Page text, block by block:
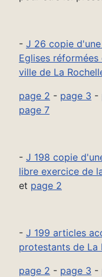
- J 26 copie
Eglises
ville de La
page 2 - page 3 -
page 7
- J 198 copie
libre exercice de
et page 2
- J 199 articles
protestants de La
page 2 - page 3 -